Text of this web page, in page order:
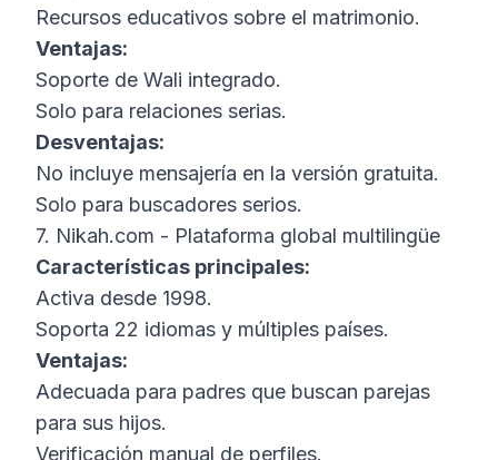
Recursos educativos sobre el matrimonio.
Ventajas:
Soporte de Wali integrado.
Solo para relaciones serias.
Desventajas:
No incluye mensajería en la versión gratuita.
Solo para buscadores serios.
7. Nikah.com - Plataforma global multilingüe
Características principales:
Activa desde 1998.
Soporta 22 idiomas y múltiples países.
Ventajas:
Adecuada para padres que buscan parejas
para sus hijos.
Verificación manual de perfiles.